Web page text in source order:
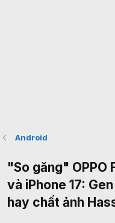
Android
"So găng" OPPO
và iPhone 17:
hay chất ảnh